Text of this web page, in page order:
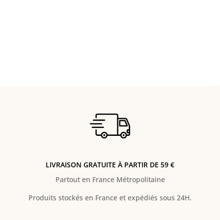
LIVRAISON GRATUITE À PARTIR DE 59 €
Partout en France Métropolitaine
Produits stockés en France et expédiés sous 24H.